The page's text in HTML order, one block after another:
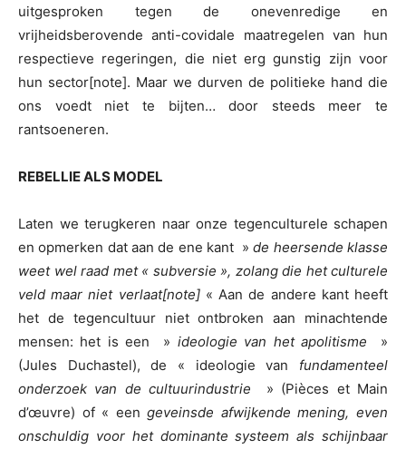
uitgesproken tegen de onevenredige en
vrijheidsberovende anti-covidale maatregelen van hun
respectieve regeringen, die niet erg gunstig zijn voor
hun sector[note]. Maar we durven de politieke hand die
ons voedt niet te bijten… door steeds meer te
rantsoeneren.
REBELLIE ALS MODEL
Laten we terugkeren naar onze tegenculturele schapen
en opmerken dat aan de ene kant »de heersende klasse
weet wel raad met « subversie », zolang die het culturele
veld maar niet verlaat[note] « Aan de andere kant heeft
het de tegencultuur niet ontbroken aan minachtende
mensen: het is een » ideologie van het apolitisme
»
(Jules Duchastel), de « ideologie van fundamenteel
onderzoek van de cultuurindustrie
» (Pièces et Main
d’œuvre) of « eengeveinsde afwijkende mening, even
onschuldig voor het dominante systeem als schijnbaar